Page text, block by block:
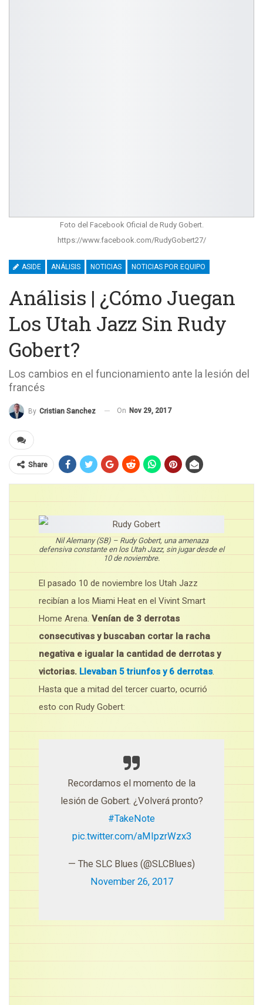
Foto del Facebook Oficial de Rudy Gobert.
https://www.facebook.com/RudyGobert27/
ASIDE ANÁLISIS NOTICIAS NOTICIAS POR EQUIPO
Análisis | ¿Cómo Juegan
Los Utah Jazz Sin Rudy
Gobert?
Los cambios en el funcionamiento ante la lesión del
francés
By Cristian Sanchez On Nov 29, 2017
Share
Nil Alemany (SB) – Rudy Gobert, una amenaza
defensiva constante en los Utah Jazz, sin jugar desde el
10 de noviembre.
El pasado 10 de noviembre los Utah Jazz
recibían a los Miami Heat en el Vivint Smart
Home Arena. Venían de 3 derrotas
consecutivas y buscaban cortar la racha
negativa e igualar la cantidad de derrotas y
victorias. Llevaban 5 triunfos y 6 derrotas.
Hasta que a mitad del tercer cuarto, ocurrió
esto con Rudy Gobert:
Recordamos el momento de la
lesión de Gobert. ¿Volverá pronto?
#TakeNote
pic.twitter.com/aMIpzrWzx3
— The SLC Blues (@SLCBlues)
November 26, 2017